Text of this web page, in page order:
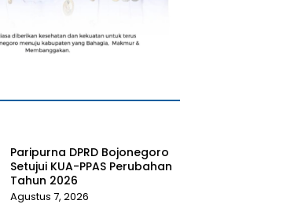
Paripurna DPRD Bojonegoro
Setujui KUA-PPAS Perubahan
Tahun 2026
Agustus 7, 2026